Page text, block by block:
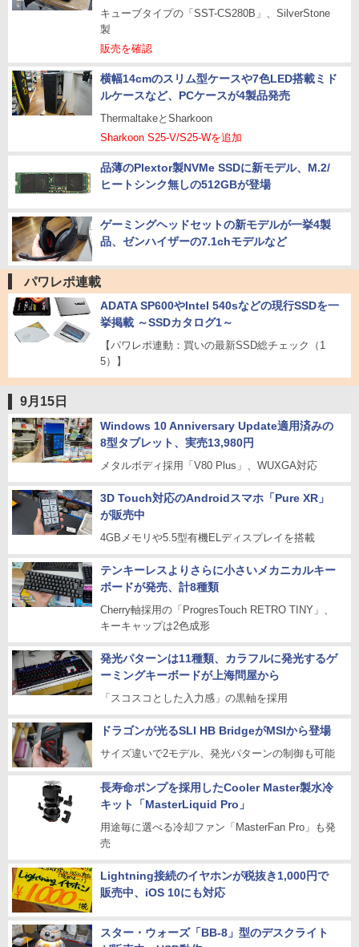
キューブタイプの「SST-CS280B」、SilverStone
製
販売を確認
横幅14cmのスリム型ケースや7色LED搭載ミド
ルケースなど、PCケースが4製品発売
ThermaltakeとSharkoon
Sharkoon S25-V/S25-Wを追加
品薄のPlextor製NVMe SSDに新モデル、M.2/
ヒートシンク無しの512GBが登場
ゲーミングヘッドセットの新モデルが一挙4製
品、ゼンハイザーの7.1chモデルなど
パワレポ連載
ADATA SP600やIntel 540sなどの現行SSDを一
挙掲載 ～SSDカタログ1～
【パワレポ連動：買いの最新SSD総チェック（1
5）】
9月15日
Windows 10 Anniversary Update適用済みの
8型タブレット、実売13,980円
メタルボディ採用「V80 Plus」、WUXGA対応
3D Touch対応のAndroidスマホ「Pure XR」
が販売中
4GBメモリや5.5型有機ELディスプレイを搭載
テンキーレスよりさらに小さいメカニカルキー
ボードが発売、計8種類
Cherry軸採用の「ProgresTouch RETRO TINY」、
キーキャップは2色成形
発光パターンは11種類、カラフルに発光するゲ
ーミングキーボードが上海問屋から
「スコスコとした入力感」の黒軸を採用
ドラゴンが光るSLI HB BridgeがMSIから登場
サイズ違いで2モデル、発光パターンの制御も可能
長寿命ポンプを採用したCooler Master製水冷
キット「MasterLiquid Pro」
用途毎に選べる冷却ファン「MasterFan Pro」も発
売
Lightning接続のイヤホンが税抜き1,000円で
販売中、iOS 10にも対応
スター・ウォーズ「BB-8」型のデスクライト